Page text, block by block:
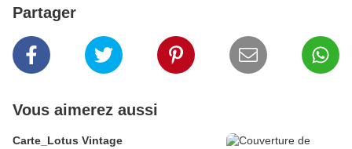
Partager
Vous aimerez aussi
Carte_Lotus Vintage